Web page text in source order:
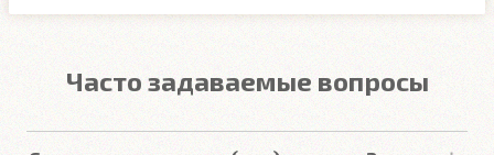
Часто задаваемые вопросы